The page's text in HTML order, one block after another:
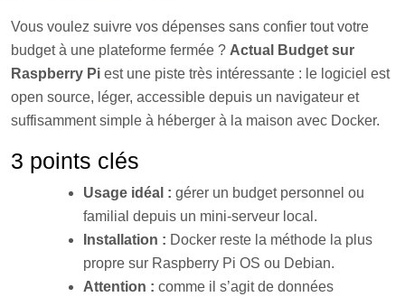
Vous voulez suivre vos dépenses sans confier tout votre
budget à une plateforme fermée ? Actual Budget sur
Raspberry Pi est une piste très intéressante : le logiciel est
open source, léger, accessible depuis un navigateur et
suffisamment simple à héberger à la maison avec Docker.
3 points clés
Usage idéal : gérer un budget personnel ou
familial depuis un mini-serveur local.
Installation : Docker reste la méthode la plus
propre sur Raspberry Pi OS ou Debian.
Attention : comme il s’agit de données